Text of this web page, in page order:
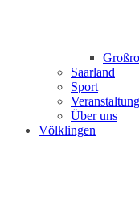
Saarland
Sport
Über uns
Völklingen